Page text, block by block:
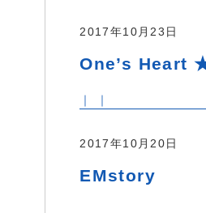
2017年10月23日
One’s Heart
｜ ｜
2017年10月20日
EMstory